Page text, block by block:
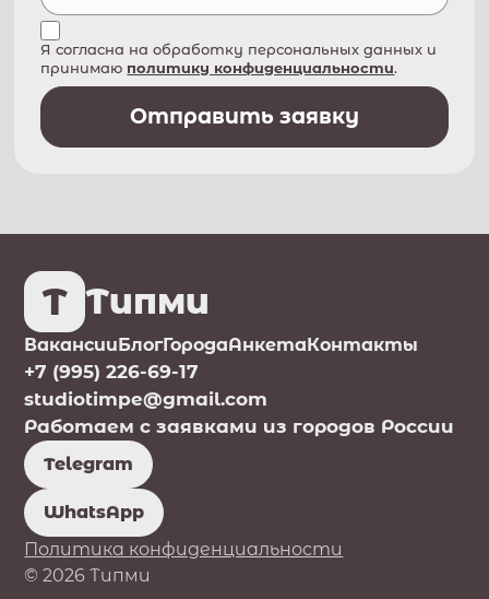
Я согласна на обработку персональных данных и
принимаю политику конфиденциальности.
Отправить заявку
T Типми
ВакансииБлогГородаАнкетаКонтакты
+7 (995) 226-69-17
studiotimpe@gmail.com
Работаем с заявками из городов России
Telegram
WhatsApp
Политика конфиденциальности
© 2026 Типми